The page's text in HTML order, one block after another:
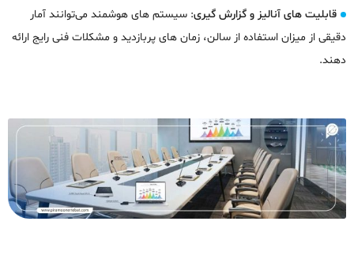
قابلیت‌ های آنالیز و گزارش‌ گیری: سیستم‌ های هوشمند می‌توانند آمار
دقیقی از میزان استفاده از سالن، زمان‌ های پربازدید و مشکلات فنی رایج ارائه
دهند.